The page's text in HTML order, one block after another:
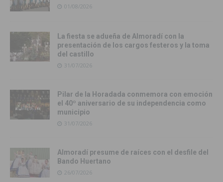
01/08/2026
La fiesta se adueña de Almoradí con la
presentación de los cargos festeros y la toma
del castillo
31/07/2026
Pilar de la Horadada conmemora con emoción
el 40º aniversario de su independencia como
municipio
31/07/2026
Almoradí presume de raíces con el desfile del
Bando Huertano
26/07/2026